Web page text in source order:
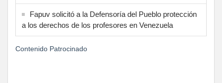
Fapuv solicitó a la Defensoría del Pueblo protección
a los derechos de los profesores en Venezuela
Contenido Patrocinado